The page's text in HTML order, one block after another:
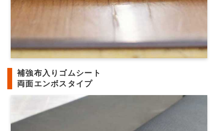
補強布入りゴムシート
両面エンボスタイプ